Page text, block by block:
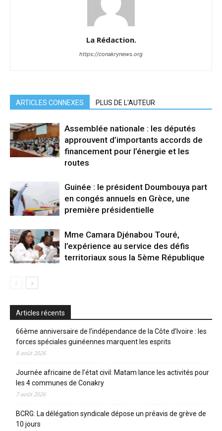
La Rédaction.
https://conakrynews.org
ARTICLES CONNEXES PLUS DE L'AUTEUR
Assemblée nationale : les députés
approuvent d’importants accords de
financement pour l’énergie et les
routes
Guinée : le président Doumbouya part
en congés annuels en Grèce, une
première présidentielle
Mme Camara Djénabou Touré,
l’expérience au service des défis
territoriaux sous la 5ème République
Articles récents
66ème anniversaire de l’indépendance de la Côte d’Ivoire : les
forces spéciales guinéennes marquent les esprits
8 août 2026
Journée africaine de l’état civil: Matam lance les activités pour
les 4 communes de Conakry
7 août 2026
BCRG: La délégation syndicale dépose un préavis de grève de
10 jours